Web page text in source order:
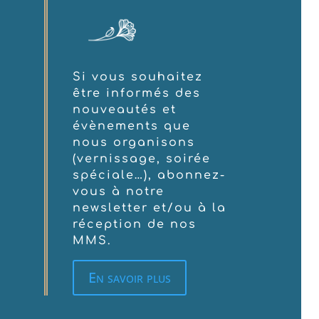
Si vous souhaitez
être informés des
nouveautés et
évènements que
nous organisons
(vernissage, soirée
spéciale…), abonnez-
vous à notre
newsletter et/ou à la
réception de nos
MMS.
En savoir plus